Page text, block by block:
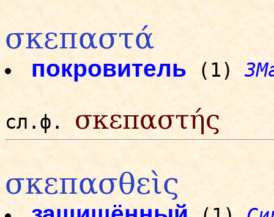
σκεπαστά
покровитель (1)
сл.ф. σκεπαστής
σκεπασθεὶς